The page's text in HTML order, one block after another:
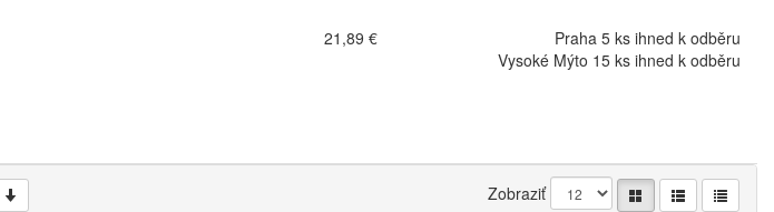
21,89 €
Praha 5 ks ihned k odběru
Vysoké Mýto 15 ks ihned k odběru
Zobraziť